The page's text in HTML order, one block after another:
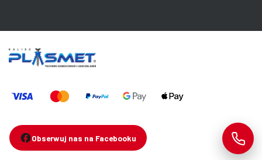
Obserwuj nas na Facebooku